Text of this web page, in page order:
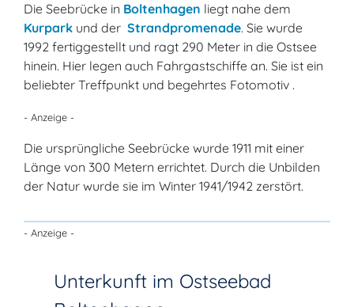
Die Seebrücke in Boltenhagen liegt nahe dem
Kurpark und der Strandpromenade. Sie wurde
1992 fertiggestellt und ragt 290 Meter in die Ostsee
hinein. Hier legen auch Fahrgastschiffe an. Sie ist ein
beliebter Treffpunkt und begehrtes Fotomotiv .
- Anzeige -
Die ursprüngliche Seebrücke wurde 1911 mit einer
Länge von 300 Metern errichtet. Durch die Unbilden
der Natur wurde sie im Winter 1941/1942 zerstört.
- Anzeige -
Unterkunft im Ostseebad